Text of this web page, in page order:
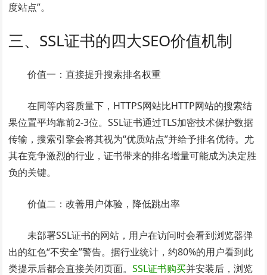
度站点”。
三、SSL证书的四大SEO价值机制
价值一：直接提升搜索排名权重
在同等内容质量下，HTTPS网站比HTTP网站的搜索结
果位置平均靠前2-3位。SSL证书通过TLS加密技术保护数据
传输，搜索引擎会将其视为“优质站点”并给予排名优待。尤
其在竞争激烈的行业，证书带来的排名增量可能成为决定胜
负的关键。
价值二：改善用户体验，降低跳出率
未部署SSL证书的网站，用户在访问时会看到浏览器弹
出的红色“不安全”警告。据行业统计，约80%的用户看到此
类提示后都会直接关闭页面。SSL证书购买并安装后，浏览